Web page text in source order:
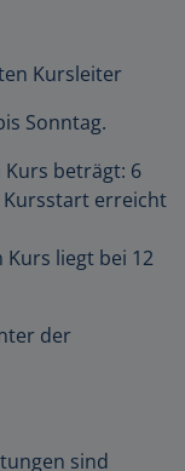
Kursleiter
Sonntag.
beträgt: 6
Kursstart erreicht
liegt bei 12
der
sind